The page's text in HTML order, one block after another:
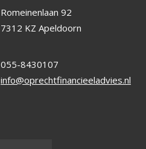
Romeinenlaan 92
7312 KZ Apeldoorn
055-8430107
info@oprechtfinancieeladvies.nl